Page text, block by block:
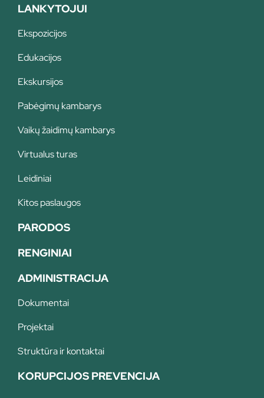
LANKYTOJUI
Ekspozicijos
Edukacijos
Ekskursijos
Pabėgimų kambarys
Vaikų žaidimų kambarys
Virtualus turas
Leidiniai
Kitos paslaugos
PARODOS
RENGINIAI
ADMINISTRACIJA
Dokumentai
Projektai
Struktūra ir kontaktai
KORUPCIJOS PREVENCIJA